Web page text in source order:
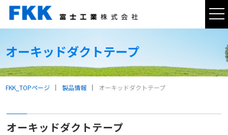
オーキッドダクトテープ
FKK_TOPページ 製品情報 オーキッドダクトテープ
オーキッドダクトテープ